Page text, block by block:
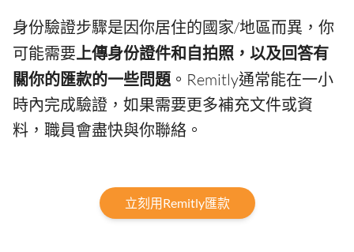
身份驗證步驟是因你居住的國家/地區而異，你
可能需要 上傳身份證件和自拍照，以及回答有
關你的匯款的一些問題 。Remitly通常能在一小
時內完成驗證，如果需要更多補充文件或資
料，職員會盡快與你聯絡。
立刻用Remitly匯款